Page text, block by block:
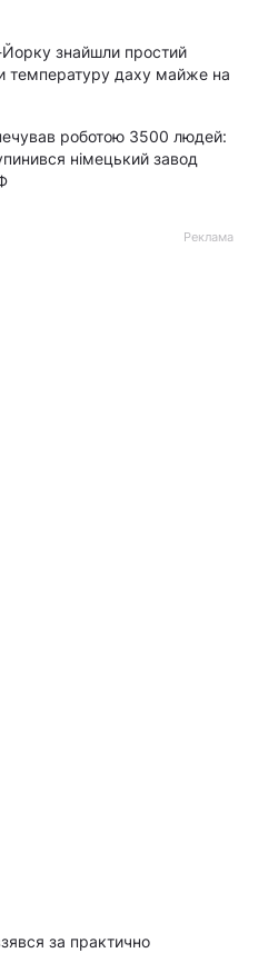
знайшли простий
температуру даху майже на
роботою 3500 людей:
німецький завод
Реклама
за практично